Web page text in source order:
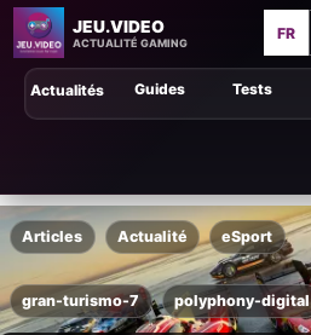
JEU.VIDEO
ACTUALITÉ GAMING
FR
Guides Tests
Actualités
Articles Actualité eSport
gran-turismo-7 polyphony-digital